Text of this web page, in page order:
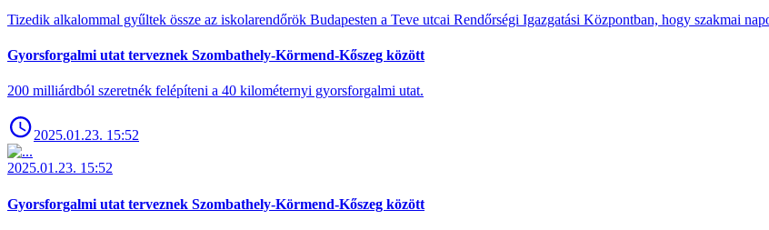
Tizedik alkalommal gyűltek össze az iskolarendőrök Budapesten a Teve utcai Rendőrségi Igazgatási Központban, hogy szakmai
Gyorsforgalmi utat terveznek Szombathely-Körmend-Kőszeg között
200 milliárdból szeretnék felépíteni a 40 kilométernyi gyorsforgalmi utat.
2025.01.23. 15:52
2025.01.23. 15:52
Gyorsforgalmi utat terveznek Szombathely-Körmend-Kőszeg között